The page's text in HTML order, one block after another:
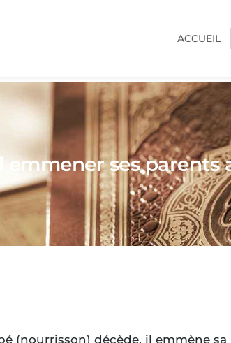
ACCUEIL
ses parents
(nourrisson) décède, il emmène sa